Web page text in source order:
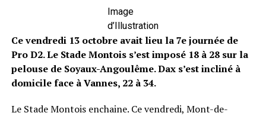
Image
d’Illustration
Ce vendredi 13 octobre avait lieu la 7e journée de
Pro D2. Le Stade Montois s’est imposé 18 à 28 sur la
pelouse de Soyaux-Angoulême. Dax s’est incliné à
domicile face à Vannes, 22 à 34.
Le Stade Montois enchaine. Ce vendredi, Mont-de-